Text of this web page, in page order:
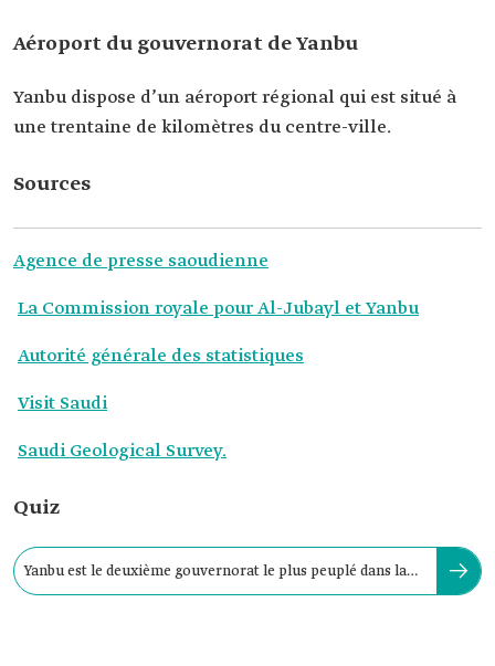
Aéroport du gouvernorat de Yanbu
Yanbu dispose d’un aéroport régional qui est situé à
une trentaine de kilomètres du centre-ville.
Sources
Agence de presse saoudienne
La Commission royale pour Al-Jubayl et Yanbu
Autorité générale des statistiques
Visit Saudi
Saudi Geological Survey.
Quiz
Yanbu est le deuxième gouvernorat le plus peuplé dans la